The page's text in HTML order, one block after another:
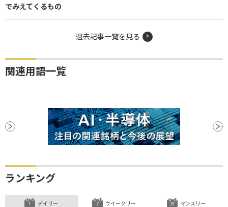
でみえてくるもの
過去記事一覧を見る
関連用語一覧
ランキング
デイリー ウイークリー マンスリー